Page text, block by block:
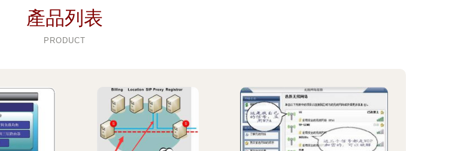
產品列表
PRODUCT